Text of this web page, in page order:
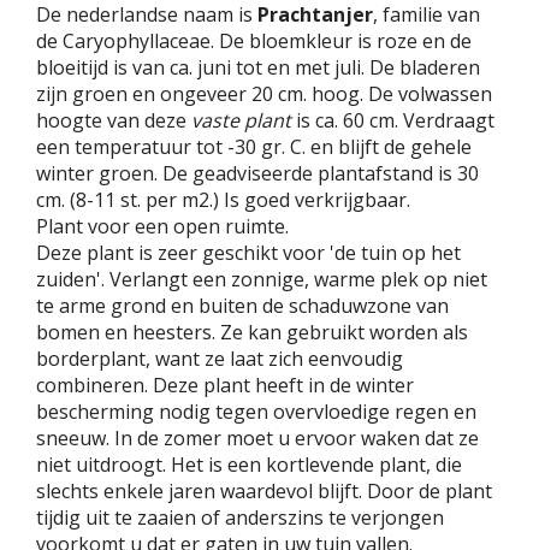
De nederlandse naam is Prachtanjer, familie van
de Caryophyllaceae. De bloemkleur is roze en de
bloeitijd is van ca. juni tot en met juli. De bladeren
zijn groen en ongeveer 20 cm. hoog. De volwassen
hoogte van deze vaste plantis ca. 60 cm. Verdraagt
een temperatuur tot -30 gr. C. en blijft de gehele
winter groen. De geadviseerde plantafstand is 30
cm. (8-11 st. per m2.) Is goed verkrijgbaar.
Plant voor een open ruimte.
Deze plant is zeer geschikt voor 'de tuin op het
zuiden'. Verlangt een zonnige, warme plek op niet
te arme grond en buiten de schaduwzone van
bomen en heesters. Ze kan gebruikt worden als
borderplant, want ze laat zich eenvoudig
combineren. Deze plant heeft in de winter
bescherming nodig tegen overvloedige regen en
sneeuw. In de zomer moet u ervoor waken dat ze
niet uitdroogt. Het is een kortlevende plant, die
slechts enkele jaren waardevol blijft. Door de plant
tijdig uit te zaaien of anderszins te verjongen
voorkomt u dat er gaten in uw tuin vallen.